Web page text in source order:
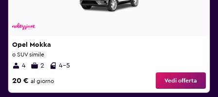
Opel Mokka
o SUV simile
4 2 4-5
20 € al giorno Vedi offerta